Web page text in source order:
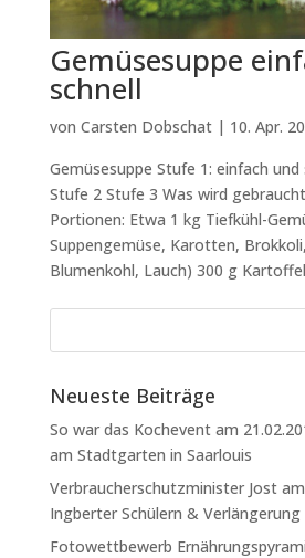
Gemüsesuppe
schnell
von Carsten Dobschat| 10. Apr.
Gemüsesuppe Stufe 1: einfach und
Stufe 2 Stufe 3 Was wird
Portionen: Etwa 1 kg Tiefkühl-
Suppengemüse, Karotten,
Blumenkohl, Lauch) 300 g
Neueste Beiträge
So war das Kochevent am
am Stadtgarten in Saarlouis
Verbraucherschutzminister Jost
Ingberter Schülern &
Fotowettbewerb